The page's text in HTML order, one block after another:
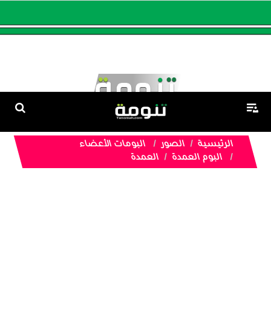
الرئيسية الصور
البومات الأعضاء
البوم العمدة
العمدة